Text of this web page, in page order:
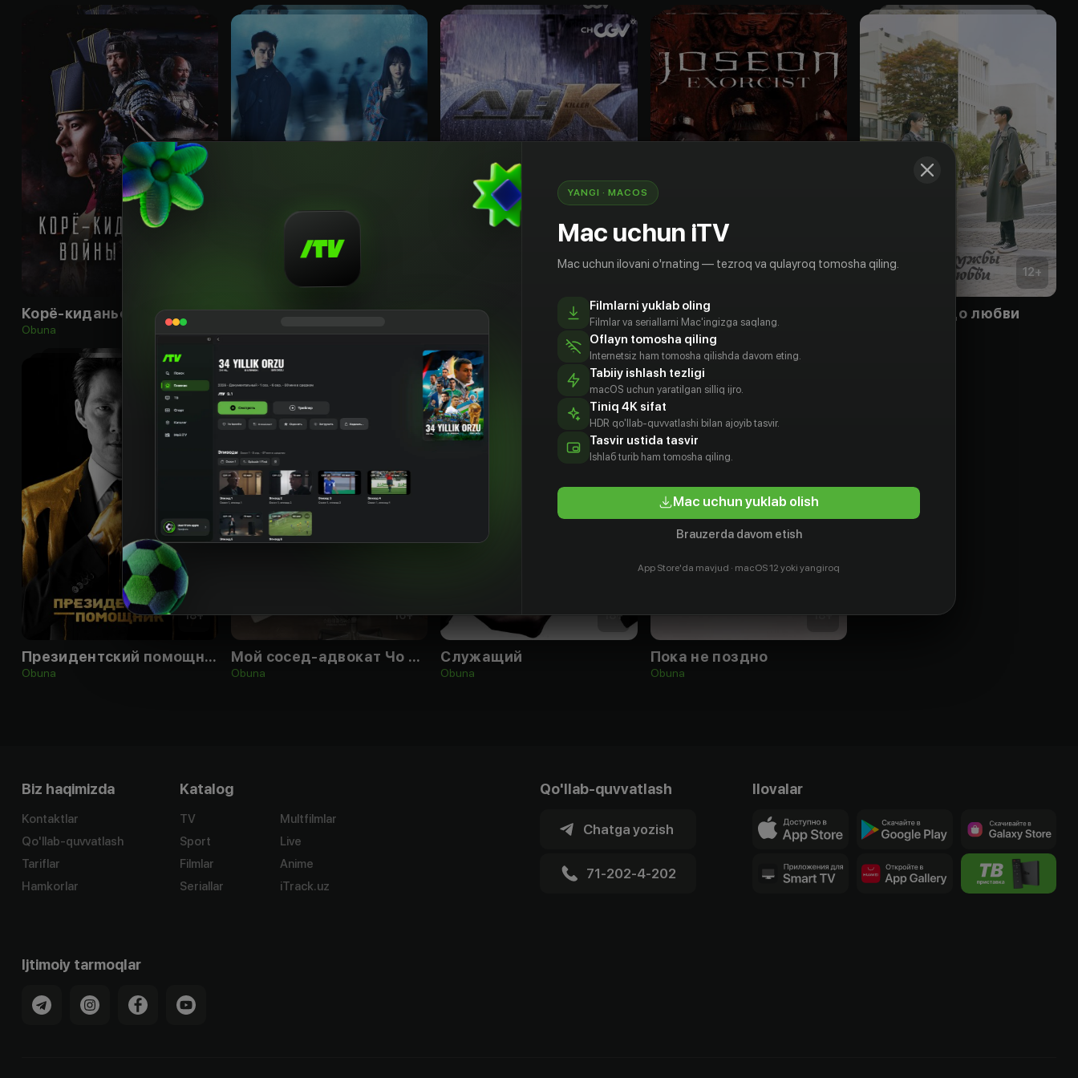
Корё-киданьские войны
Obuna
Блэк
18 +
Малышка К
18+
Чосонский экзорцист
Obuna
12+
От дружбы до любви
18+
Президентский помощник
Obuna
16+
Мой сосед-адвокат Чо Дыль-хо
Obuna
18+
Служащий
Obuna
18+
Пока не поздно
Obuna
Biz haqimizda
Kontaktlar
Qo'llab-quvvatlash
Tariflar
Hamkorlar
Katalog
TV
Sport
Filmlar
Seriallar
Multfilmlar
Live
Anime
iTrack.uz
Qo'llab-quvvatlash
Chatga yozish
71-202-4-202
Ilovalar
Ijtimoiy tarmoqlar
YANGI · MACOS
Mac uchun iTV
Mac uchun ilovani o'rnating — tezroq va qulayroq tomosha qiling.
Filmlarni yuklab oling
Filmlar va seriallarni Mac'ingizga saqlang.
Oflayn tomosha qiling
Internetsiz ham tomosha qilishda davom eting.
Tabiiy ishlash tezligi
macOS uchun yaratilgan silliq ijro.
Tiniq 4K sifat
HDR qo'llab-quvvatlashi bilan ajoyib tasvir.
Tasvir ustida tasvir
Ishlаб turib ham tomosha qiling.
Mac uchun yuklab olish
Brauzerda davom etish
App Store'da mavjud · macOS 12 yoki yangiroq